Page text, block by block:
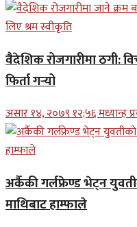
वैदेशिक रोजगारीमा ठगी:
फिर्ता गर्‍यो
असार १४, २०७९ १२;५६ मध्यान्ह
अर्कैकी गर्लफ्रेण्ड भेट्न
माथिबाट हाम्फाले